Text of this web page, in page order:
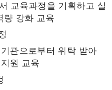
교육과정을 기획하고 실
량 강화 교육
관으로부터 위탁 받아
원 교육